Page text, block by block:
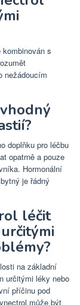
s
nežádoucím
doplňku pro léčbu
opatrně a pouze
Hormonální
je řádný
léčit
na základní
určitými léky nebo
příčinu pod
může být